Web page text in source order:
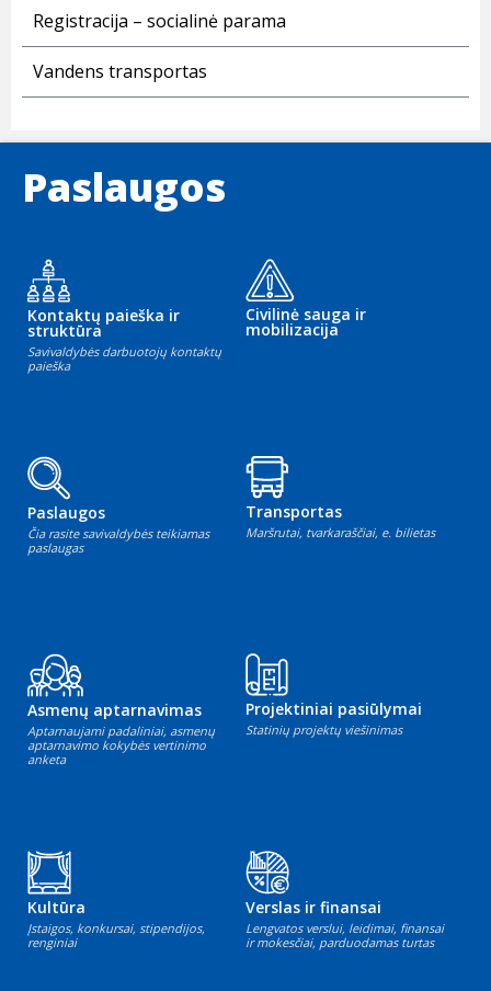
Registracija – socialinė parama
Vandens transportas
Paslaugos
Kontaktų paieška ir
struktūra
Savivaldybės darbuotojų kontaktų
paieška
Civilinė sauga ir
mobilizacija
Paslaugos
Čia rasite savivaldybės teikiamas
paslaugas
Transportas
Maršrutai, tvarkaraščiai, e. bilietas
Asmenų aptarnavimas
Aptarnaujami padaliniai, asmenų
aptarnavimo kokybės vertinimo
anketa
Projektiniai pasiūlymai
Statinių projektų viešinimas
Kultūra
Įstaigos, konkursai, stipendijos,
renginiai
Verslas ir finansai
Lengvatos verslui, leidimai, finansai
ir mokesčiai, parduodamas turtas